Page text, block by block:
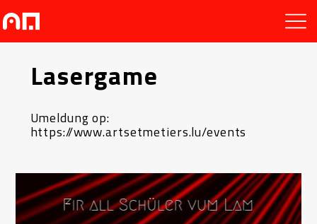
Lasergame
Umeldung op:
https://www.artsetmetiers.lu/events